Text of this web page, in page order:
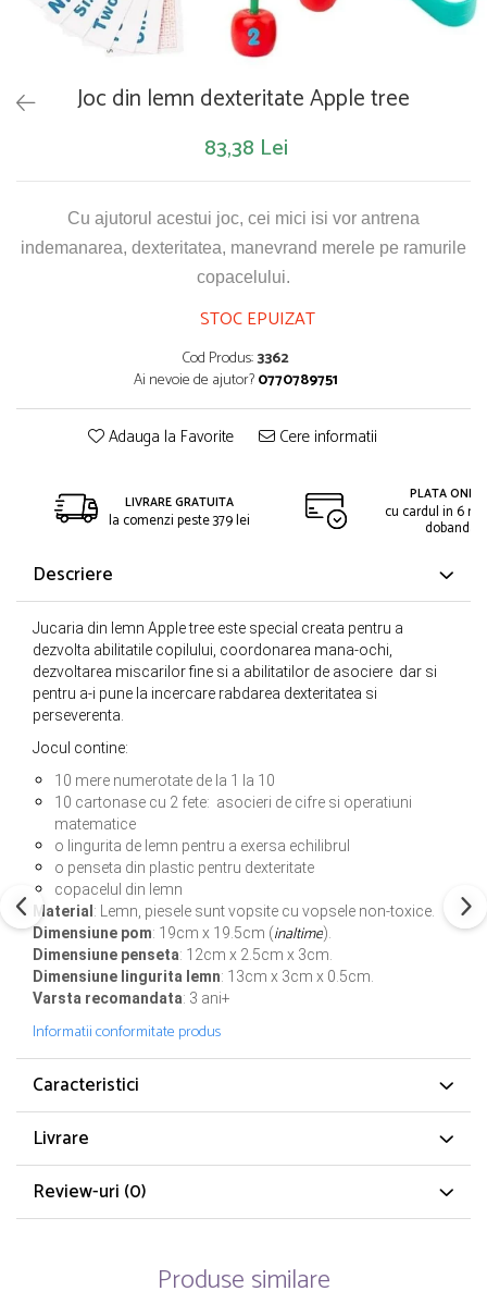
Papusi si accesorii
Trenulete si masinute
Joc din lemn dexteritate Apple tree
83,38 Lei
Cu ajutorul acestui joc, cei mici isi vor antrena
indemanarea, dexteritatea, manevrand merele pe ramurile
copacelului.
STOC EPUIZAT
Cod Produs:3362
Ai nevoie de ajutor?0770789751
Adauga la Favorite Cere informatii
LIVRARE GRATUITA
la comenzi peste 379 lei
PLATA
cu cardul in 6
dobanda
Descriere
Jucaria din lemn Apple tree este special creata pentru a
dezvolta abilitatile copilului, coordonarea mana-ochi,
dezvoltarea miscarilor fine si a abilitatilor de asociere dar si
pentru a-i pune la incercare rabdarea dexteritatea si
perseverenta.
Jocul contine:
10 mere numerotate de la 1 la 10
10 cartonase cu 2 fete: asocieri de cifre si operatiuni
matematice
o lingurita de lemn pentru a exersa echilibrul
o penseta din plastic pentru dexteritate
copacelul din lemn
Material : Lemn, piesele sunt vopsite cu vopsele non-toxice.
Dimensiune pom: 19cm x 19.5cm (inaltime).
Dimensiune penseta: 12cm x 2.5cm x 3cm.
Dimensiune lingurita lemn: 13cm x 3cm x 0.5cm.
Varsta recomandata: 3 ani+
Informatii conformitate produs
Caracteristici
Livrare
Review-uri (0)
Produse similare